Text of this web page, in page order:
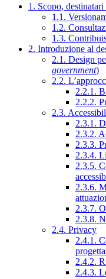
1. Scopo,
1.1.
1.2.
1.3.
2. Introduzione al
2.1. Design
government)
2.2.
2.2.1.
2.2.2.
2.3.
2.3.1.
2.3.2.
2.3.3.
2.3.4.
2.3.5.
2.3.6.
2.3.7.
2.3.8.
2.4. Privacy
2.4.1.
2.4.2.
2.4.3.